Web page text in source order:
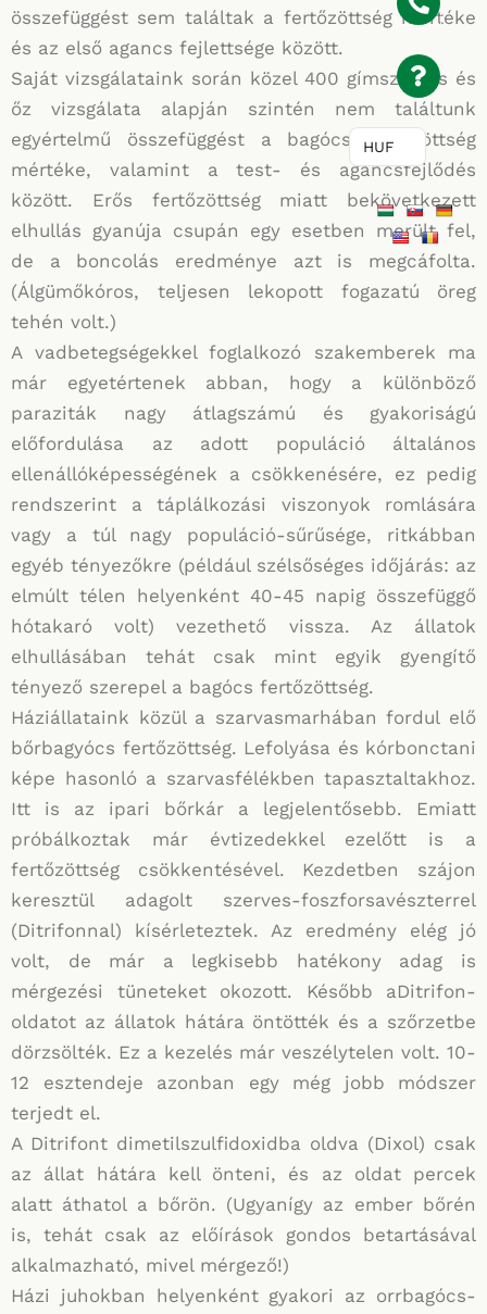
összefüggést sem találtak a fertőzöttség mértéke
és az első agancs fejlettsége között.
Saját vizsgálataink során közel 400 gímszarvas és
őz vizsgálata alapján szintén nem találtunk
egyértelmű összefüggést a bagócs fertőzöttség
mértéke, valamint a test- és agancsfejlődés
között. Erős fertőzöttség miatt bekövetkezett
elhullás gyanúja csupán egy esetben merült fel,
de a boncolás eredménye azt is megcáfolta.
(Álgümőkóros, teljesen lekopott fogazatú öreg
tehén volt.)
A vadbetegségekkel foglalkozó szakemberek ma
már egyetértenek abban, hogy a különböző
paraziták nagy átlagszámú és gyakoriságú
előfordulása az adott populáció általános
ellenállóképességének a csökkenésére, ez pedig
rendszerint a táplálkozási viszonyok romlására
vagy a túl nagy populáció-sűrűsége, ritkábban
egyéb tényezőkre (például szélsőséges időjárás: az
elmúlt télen helyenként 40-45 napig összefüggő
hótakaró volt) vezethető vissza. Az állatok
elhullásában tehát csak mint egyik gyengítő
tényező szerepel a bagócs fertőzöttség.
Háziállataink közül a szarvasmarhában fordul elő
bőrbagyócs fertőzöttség. Lefolyása és kórbonctani
képe hasonló a szarvasfélékben tapasztaltakhoz.
Itt is az ipari bőrkár a legjelentősebb. Emiatt
próbálkoztak már évtizedekkel ezelőtt is a
fertőzöttség csökkentésével. Kezdetben szájon
keresztül adagolt szerves-foszforsavészterrel
(Ditrifonnal) kísérleteztek. Az eredmény elég jó
volt, de már a legkisebb hatékony adag is
mérgezési tüneteket okozott. Később aDitrifon-
oldatot az állatok hátára öntötték és a szőrzetbe
dörzsölték. Ez a kezelés már veszélytelen volt. 10-
12 esztendeje azonban egy még jobb módszer
terjedt el.
A Ditrifont dimetilszulfidoxidba oldva (Dixol) csak
az állat hátára kell önteni, és az oldat percek
alatt áthatol a bőrön. (Ugyanígy az ember bőrén
is, tehát csak az előírások gondos betartásával
alkalmazható, mivel mérgező!)
Házi juhokban helyenként gyakori az orrbagócs-
HUF